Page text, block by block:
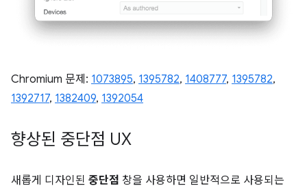
Chromium 문제: 1073895, 1395782, 1408777, 1395782,
1392717, 1382409, 1392054
향상된 중단점 UX
새롭게 디자인된 중단점 창을 사용하면 일반적으로 사용되는